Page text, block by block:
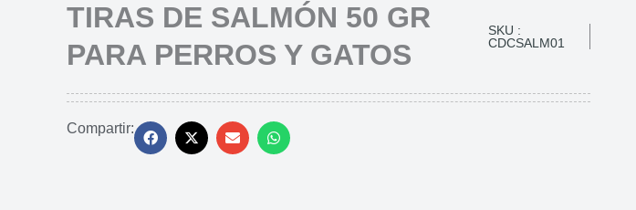
TIRAS DE SALMÓN 50 GR
PARA PERROS Y GATOS
SKU :
CDCSALM01
Compartir: